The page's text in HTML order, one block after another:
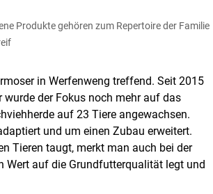
Produkte gehören zum Repertoire der Familie
in Werfenweng treffend. Seit 2015
der Fokus noch mehr auf das
auf 23 Tiere angewachsen.
und um einen Zubau erweitert.
Tieren taugt, merkt man auch bei der
Wert auf die Grundfutterqualität legt und